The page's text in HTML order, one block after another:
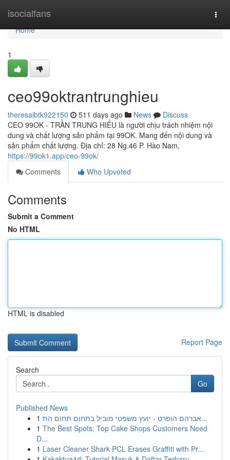
isocialfans
Home
Home
1
ceo99oktrantrunghieu
theresaibtk922150 511 days ago News
Discuss
CEO 99OK - TRẦN TRUNG HIẾU là người chịu trách nhiệm nội
dung và chất lượng sản phẩm tại 99OK. Mang đến nội dung và
sản phẩm chất lượng. Địa chỉ: 28 Ng.46 P. Hào Nam,
https://99ok1.app/ceo-99ok/
Comments
Who Upvoted
Comments
Submit a Comment
No HTML
HTML is disabled
Report Page
Search
Go
Published News
1
אברהם הופרט - יועץ משפטי מוביל בתחום תחום הת...
1 The Best Spots: Top Cake Shops Customers Need
D...
1 Laser Cleaner Shark PCL Erases Graffiti with Pr...